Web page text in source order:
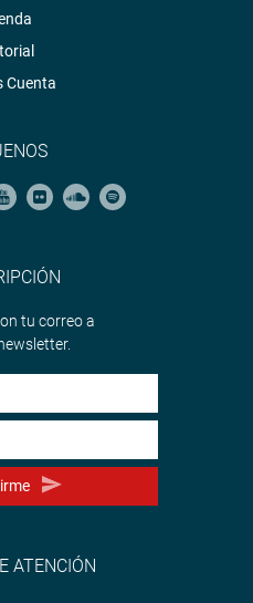
Cuenta
tu correo a
ATENCIÓN